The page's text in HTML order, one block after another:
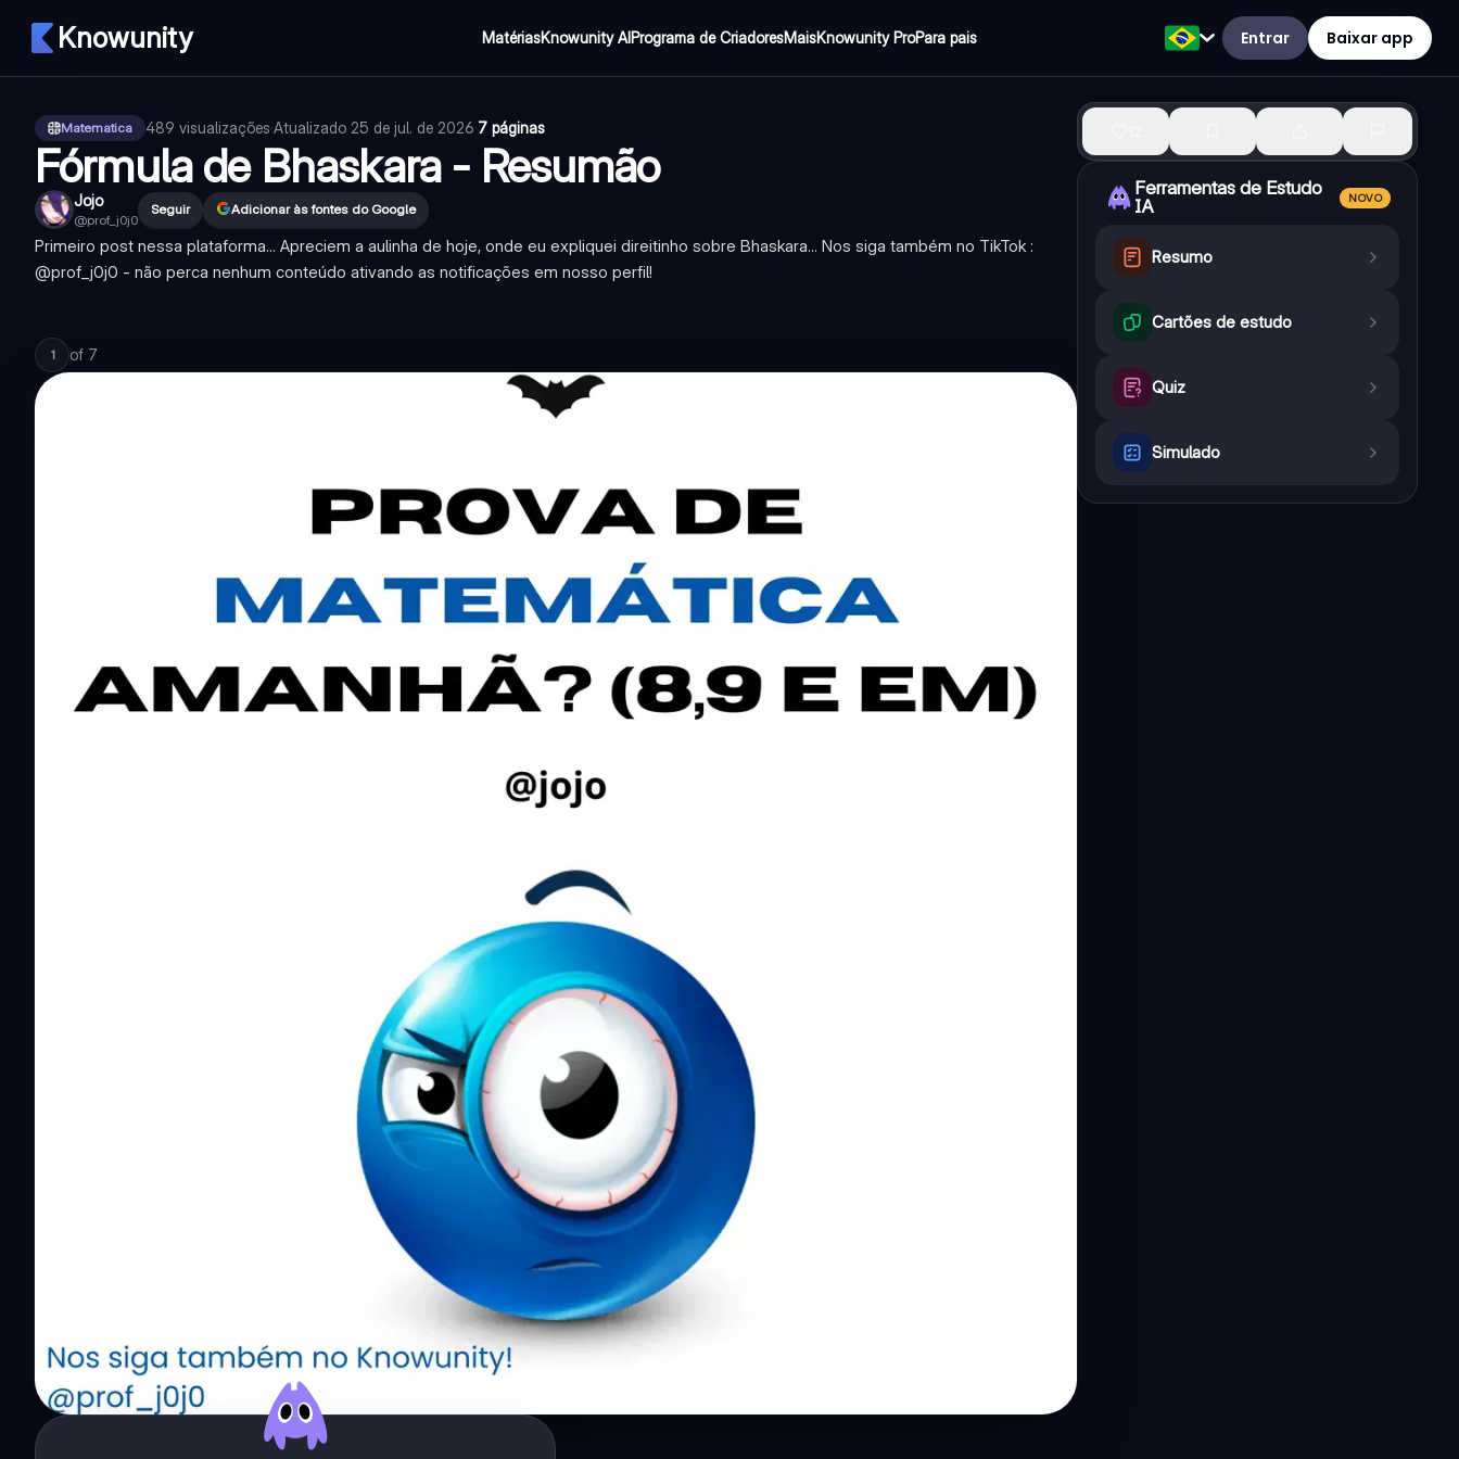
Knowunity MatériasKnowunity AIPrograma de CriadoresMaisKnowunity ProPara pais Entrar Baixar app
Matematica 489 visualizações·Atualizado 25 de jul. de 2026·7 páginas
Fórmula de Bhaskara - Resumão
Jojo
@prof_j0j0
Seguir Adicionar às fontes do Google
Primeiro post nessa plataforma... Apreciem a aulinha de hoje, onde eu expliquei direitinho sobre Bhaskara... Nos siga também no TikTok :
@prof_j0j0 - não perca nenhum conteúdo ativando as notificações em nosso perfil!
1 of 7
Ferramentas de Estudo
IA
NOVO
Resumo
Cartões de estudo
Quiz
Simulado